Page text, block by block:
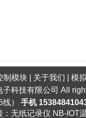
制模块 关于我们
模
科技有限公司 All
） 手机
无纸记录仪 NB-IOT